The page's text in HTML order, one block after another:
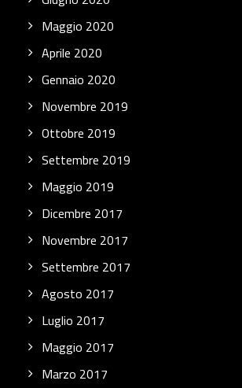
Maggio 2020
Aprile 2020
Gennaio 2020
Novembre 2019
Ottobre 2019
Settembre 2019
Maggio 2019
Dicembre 2017
Novembre 2017
Settembre 2017
Agosto 2017
Luglio 2017
Maggio 2017
Marzo 2017